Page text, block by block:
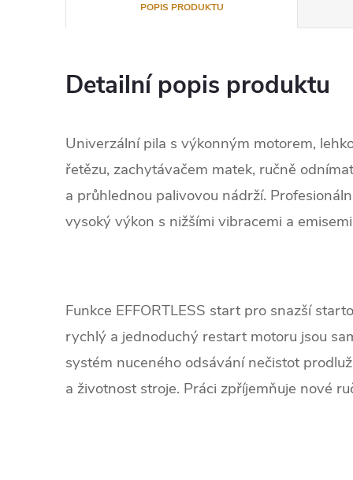
POPIS PRODUKTU
Detailní popis produktu
Univerzální pila s výkonným motorem,
řetězu, zachytávačem matek, ručně
a průhlednou palivovou nádrží.
vysoký výkon s nižšími vibracemi a
Funkce EFFORTLESS start pro snazší
rychlý a jednoduchý restart motoru jsou
systém nuceného odsávání nečistot
a životnost stroje. Práci zpříjemňuje nové